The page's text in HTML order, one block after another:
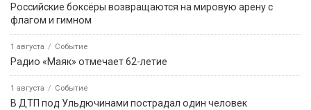
Российские боксёры возвращаются на мировую арену с
флагом и гимном
1 августа Событие
Радио «Маяк» отмечает 62-летие
1 августа Событие
В ДТП под Ульдючинами пострадал один человек